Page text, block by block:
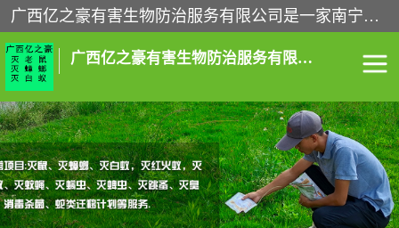
广西亿之豪有害生物防治服务有限公司是一家南宁灭鼠公司、灭蟑螂公司，南宁杀虫公司，南宁除虫公司，南宁灭跳蚤公司，南宁灭白蚁公司，南宁除四害公司,广西亿之豪有害生物防治服务有限公司专业灭蟑螂,除臭虫,其他害虫,服务上门,安全环保,售后保障,一次消杀，竭诚为您服务.
广西亿之豪有害生物防治服务有限公司
南宁灭白蚁 南宁灭老鼠
南宁灭蟑螂 南宁杀虫